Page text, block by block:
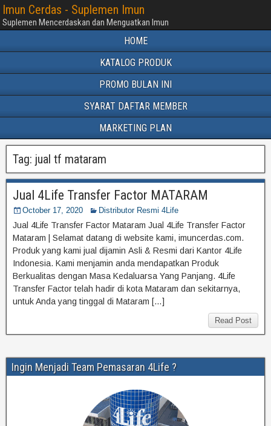
Imun Cerdas - Suplemen Imun
Suplemen Mencerdaskan dan Menguatkan Imun
HOME
KATALOG PRODUK
PROMO BULAN INI
SYARAT DAFTAR MEMBER
MARKETING PLAN
Tag: jual tf mataram
Jual 4Life Transfer Factor MATARAM
October 17, 2020 Distributor Resmi 4Life
Jual 4Life Transfer Factor Mataram Jual 4Life Transfer Factor
Mataram | Selamat datang di website kami, imuncerdas.com.
Produk yang kami jual dijamin Asli & Resmi dari Kantor 4Life
Indonesia. Kami menjamin anda mendapatkan Produk
Berkualitas dengan Masa Kedaluarsa Yang Panjang. 4Life
Transfer Factor telah hadir di kota Mataram dan sekitarnya,
untuk Anda yang tinggal di Mataram […]
Read Post
Ingin Menjadi Team Pemasaran 4Life ?